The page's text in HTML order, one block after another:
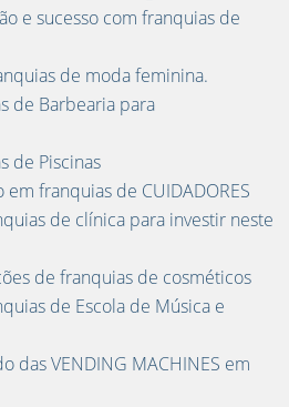
e sucesso com franquias de
de moda feminina.
de Barbearia para
de Piscinas
franquias de CUIDADORES
de clínica para investir neste
de franquias de cosméticos
de Escola de Música e
das VENDING MACHINES em